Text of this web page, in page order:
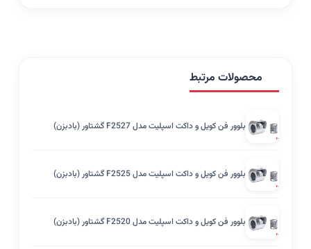
محصولات مرتبط
بلوور فن کویل و داکت اسپلیت مدل F2527 گشتاور (بادبزن)
بلوور فن کویل و داکت اسپلیت مدل F2525 گشتاور (بادبزن)
بلوور فن کویل و داکت اسپلیت مدل F2520 گشتاور (بادبزن)